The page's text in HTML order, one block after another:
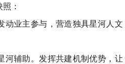
：
动业主参与，营造独具星河人文
河辅助。发挥共建机制优势，让